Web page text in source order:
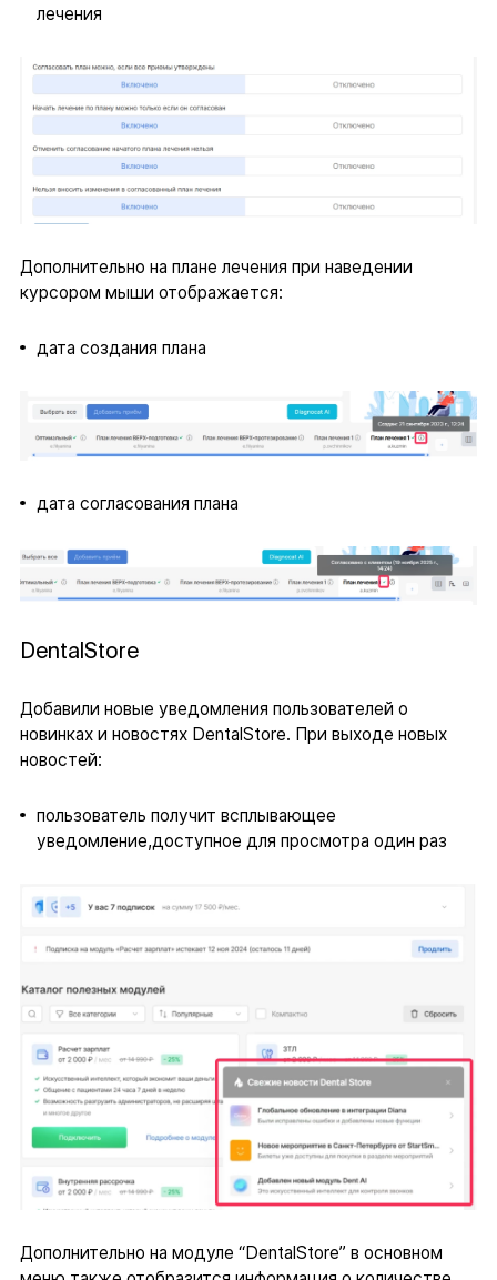
лечения
Дополнительно на плане лечения при наведении
курсором мыши отображается:
дата создания плана
дата согласования плана
DentalStore
Добавили новые уведомления пользователей о
новинках и новостях DentalStore. При выходе новых
новостей:
пользователь получит всплывающее
уведомление,доступное для просмотра один раз
Дополнительно на модуле “DentalStore” в основном